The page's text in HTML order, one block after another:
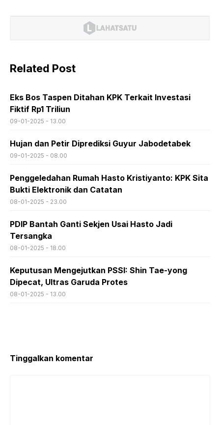
Related Post
Eks Bos Taspen Ditahan KPK Terkait Investasi
Fiktif Rp1 Triliun
09-01-2025 - 13.00
Hujan dan Petir Diprediksi Guyur Jabodetabek
09-01-2025 - 08.00
Penggeledahan Rumah Hasto Kristiyanto: KPK Sita
Bukti Elektronik dan Catatan
08-01-2025 - 23.00
PDIP Bantah Ganti Sekjen Usai Hasto Jadi
Tersangka
08-01-2025 - 18.00
Keputusan Mengejutkan PSSI: Shin Tae-yong
Dipecat, Ultras Garuda Protes
08-01-2025 - 13.00
Tinggalkan komentar